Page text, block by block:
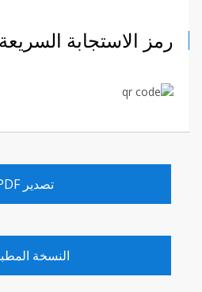
رمز الاستجابة السريعة
تصدير PDF
النسخة